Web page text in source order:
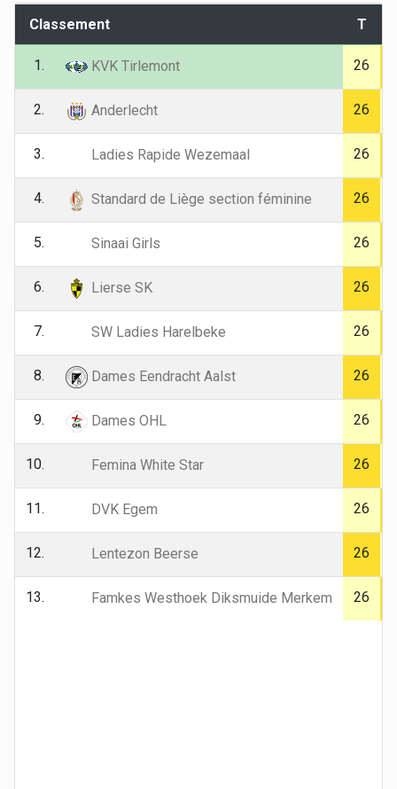
Classement T
1. KVK Tirlemont 26
2. Anderlecht 26
3. Ladies Rapide Wezemaal 26
4. Standard de Liège section féminine 26
5. Sinaai Girls 26
6. Lierse SK 26
7. SW Ladies Harelbeke 26
8. Dames Eendracht Aalst 26
9. Dames OHL 26
10. Femina White Star 26
11. DVK Egem 26
12. Lentezon Beerse 26
13. Famkes Westhoek Diksmuide Merkem 26